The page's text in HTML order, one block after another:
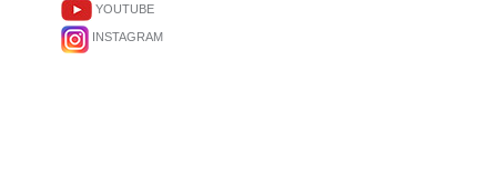
YOUTUBE
INSTAGRAM